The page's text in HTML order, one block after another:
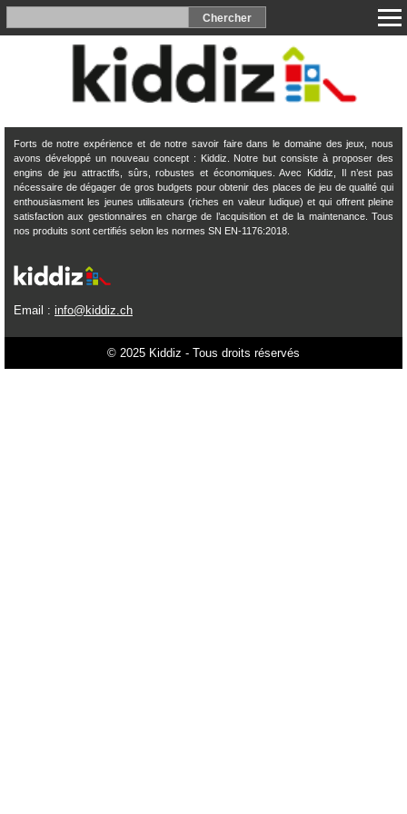
Forts de notre expérience et de notre savoir faire dans le domaine des jeux, nous
avons développé un nouveau concept : Kiddiz. Notre but consiste à proposer des
engins de jeu attractifs, sûrs, robustes et économiques. Avec Kiddiz, Il n’est pas
nécessaire de dégager de gros budgets pour obtenir des places de jeu de qualité qui
enthousiasment les jeunes utilisateurs (riches en valeur ludique) et qui offrent pleine
satisfaction aux gestionnaires en charge de l’acquisition et de la maintenance. Tous
nos produits sont certifiés selon les normes SN EN-1176:2018.
Email : info@kiddiz.ch
© 2025 Kiddiz - Tous droits réservés